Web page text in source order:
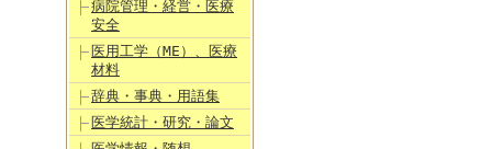
病院管理・経営・医療
安全
医用工学（ME）、医療
材料
辞典・事典・用語集
医学統計・研究・論文